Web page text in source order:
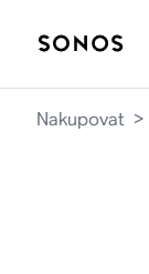
Nakupovat >